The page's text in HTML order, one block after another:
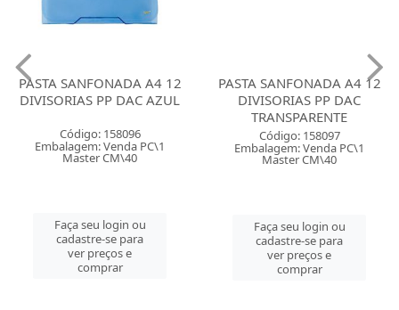
PASTA SANFONADA A4 12
DIVISORIAS PP DAC AZUL
Código: 158096
Embalagem: Venda PC\1
Master CM\40
Faça seu login ou
cadastre-se para
ver preços e
comprar
PASTA SANFONADA A4 12
DIVISORIAS PP DAC
TRANSPARENTE
Código: 158097
Embalagem: Venda PC\1
Master CM\40
Faça seu login ou
cadastre-se para
ver preços e
comprar